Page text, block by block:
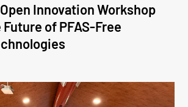
Open Innovation Workshop
of PFAS-Free